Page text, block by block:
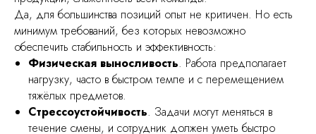
Да, для большинства позиций опыт не критичен. Но есть
минимум требований, без которых невозможно
обеспечить стабильность и эффективность:
Физическая выносливость. Работа предполагает
нагрузку, часто в быстром темпе и с перемещением
тяжёлых предметов.
Стрессоустойчивость. Задачи могут меняться в
течение смены, и сотрудник должен уметь быстро